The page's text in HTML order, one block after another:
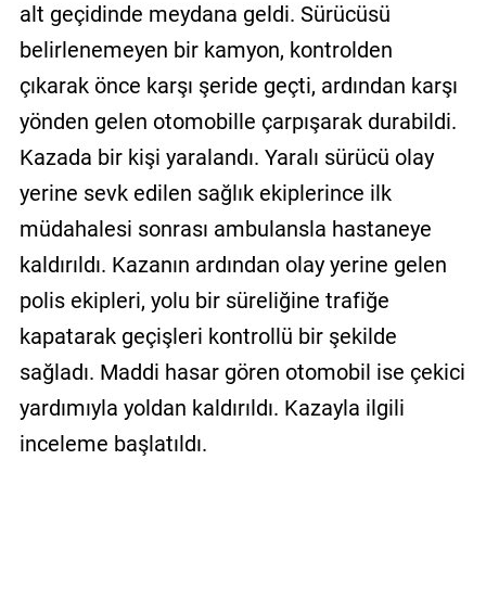
Gizlilik
Politikası
alt geçidinde meydana geldi. Sürücüsü
belirlenemeyen bir kamyon, kontrolden
çıkarak önce karşı şeride geçti, ardından karşı
yönden gelen otomobille çarpışarak durabildi.
Kazada bir kişi yaralandı. Yaralı sürücü olay
yerine sevk edilen sağlık ekiplerince ilk
müdahalesi sonrası ambulansla hastaneye
kaldırıldı. Kazanın ardından olay yerine gelen
polis ekipleri, yolu bir süreliğine trafiğe
kapatarak geçişleri kontrollü bir şekilde
sağladı. Maddi hasar gören otomobil ise çekici
yardımıyla yoldan kaldırıldı. Kazayla ilgili
inceleme başlatıldı.